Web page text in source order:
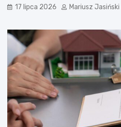
17 lipca 2026 Mariusz Jasiński